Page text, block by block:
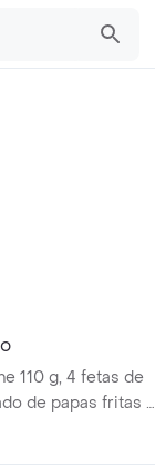
110 g, 4 fetas de
de papas fritas y
ml.